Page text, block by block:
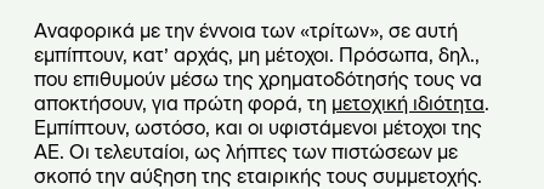
Αναφορικά με την έννοια των «τρίτων», σε αυτή
εμπίπτουν, κατ’ αρχάς, μη μέτοχοι. Πρόσωπα, δηλ.,
που επιθυμούν μέσω της χρηματοδότησής τους να
αποκτήσουν, για πρώτη φορά, τη μετοχική ιδιότητα.
Εμπίπτουν, ωστόσο, και οι υφιστάμενοι μέτοχοι της
ΑΕ. Οι τελευταίοι, ως λήπτες των πιστώσεων με
σκοπό την αύξηση της εταιρικής τους συμμετοχής.